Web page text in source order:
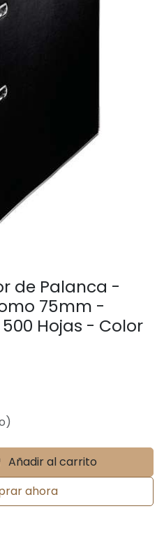
de Palanca -
75mm -
Hojas - Color
Añadir al carrito
ahora